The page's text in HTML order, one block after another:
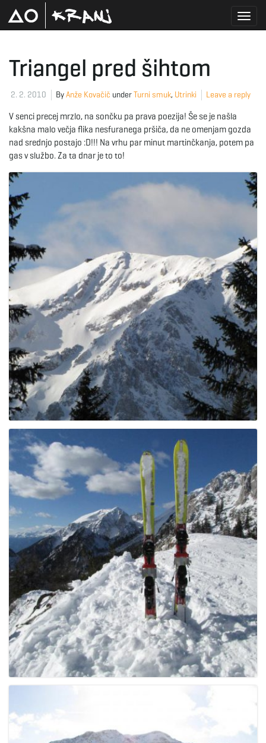
g
l
e
n
a
i
g
a
t
Triangel pred šihtom
2. 2. 2010 ByAnže Kovačič underTurni smuk, Utrinki Leave a reply
V senci precej mrzlo, na sončku pa prava poezija! Še se je našla
kakšna malo večja flika nesfuranega pršiča, da ne omenjam gozda
nad srednjo postajo :D!!! Na vrhu par minut martinčkanja, potem pa
gas v službo. Za ta dnar je to to!